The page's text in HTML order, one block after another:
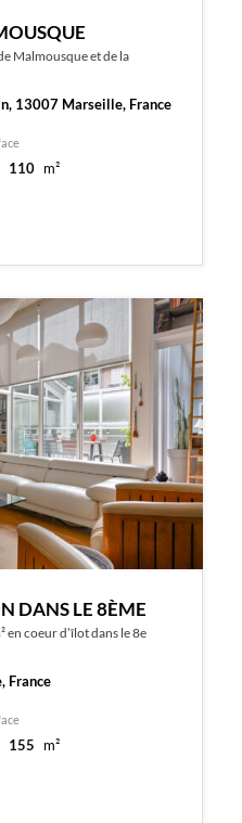
Malmousque et de la
13007 Marseille, France
110 m²
DANS LE 8ÈME
coeur d’îlot dans le 8e
France
155 m²